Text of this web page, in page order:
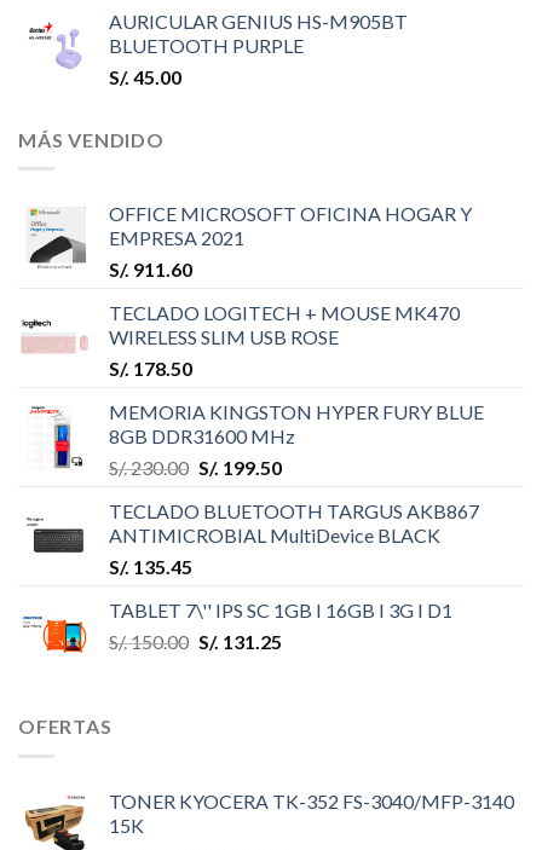
AURICULAR GENIUS HS-M905BT
BLUETOOTH PURPLE
S/. 45.00
MÁS VENDIDO
OFFICE MICROSOFT OFICINA HOGAR Y
EMPRESA 2021
S/. 911.60
TECLADO LOGITECH + MOUSE MK470
WIRELESS SLIM USB ROSE
S/. 178.50
MEMORIA KINGSTON HYPER FURY BLUE
8GB DDR31600 MHz
S/.230.00 S/. 199.50
TECLADO BLUETOOTH TARGUS AKB867
ANTIMICROBIAL MultiDevice BLACK
S/. 135.45
TABLET 7\'' IPS SC 1GB I 16GB I 3G I D1
S/.150.00 S/. 131.25
OFERTAS
TONER KYOCERA TK-352 FS-3040/MFP-3140
15K